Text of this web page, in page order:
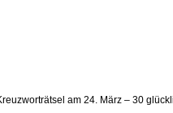
am 24. März – 30